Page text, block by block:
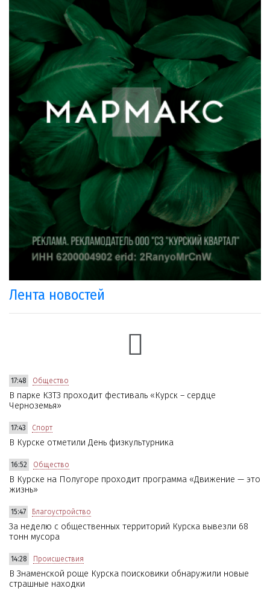
Лента новостей
17:48 Общество
В парке КЗТЗ проходит фестиваль «Курск – сердце
Черноземья»
17:43 Спорт
В Курске отметили День физкультурника
16:52 Общество
В Курске на Полугоре проходит программа «Движение — это
жизнь»
15:47 Благоустройство
За неделю с общественных территорий Курска вывезли 68
тонн мусора
14:28 Происшествия
В Знаменской роще Курска поисковики обнаружили новые
страшные находки